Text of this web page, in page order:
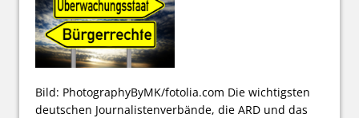
Bild: PhotographyByMK/fotolia.com Die wichtigsten
deutschen Journalistenverbände, die ARD und das